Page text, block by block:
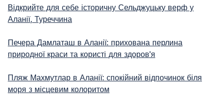
Відкрийте для себе історичну Сельджуцьку верф у
Аланії, Туреччина
Печера Дамлаташ в Аланії: прихована перлина
природної краси та користі для здоров'я
Пляж Махмутлар в Аланії: спокійний відпочинок біля
моря з місцевим колоритом